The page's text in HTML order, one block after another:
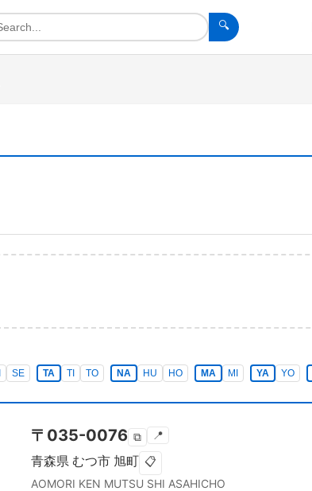
🔍
SE TA TI TO NA HU HO MA MI YA YO
〒 035-0076 ⧉ 📍
青森県 むつ市 旭町 📋
AOMORI KEN MUTSU SHI ASAHICHO